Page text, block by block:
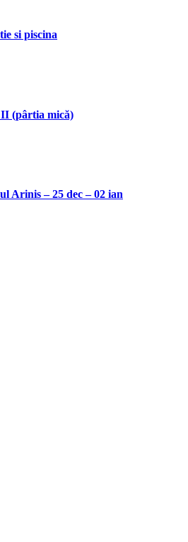
si piscina
II (pârtia mică)
Arinis – 25 dec – 02 ian